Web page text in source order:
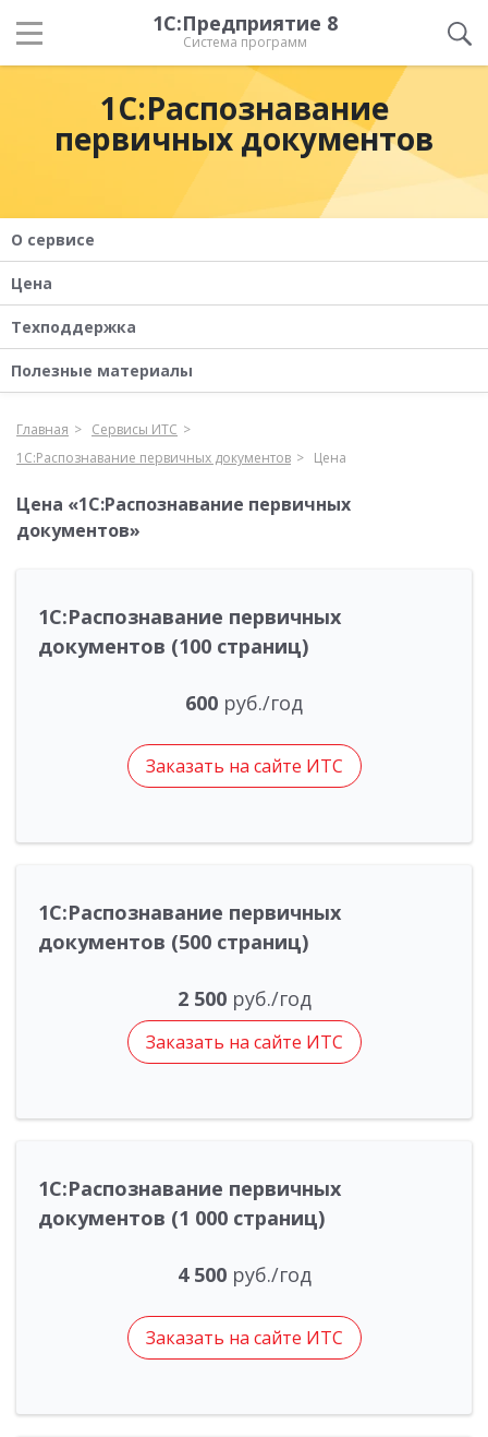
1С:Предприятие 8
Система программ
1С:Распознавание
первичных документов
О сервисе
Цена
Техподдержка
Полезные материалы
Главная
Сервисы ИТС
1С:Распознавание первичных документов
Цена
Цена «1С:Распознавание первичных
документов»
1С:Распознавание первичных
документов (100 страниц)
600 руб./год
Заказать на сайте ИТС
1С:Распознавание первичных
документов (500 страниц)
2 500 руб./год
Заказать на сайте ИТС
1С:Распознавание первичных
документов (1 000 страниц)
4 500 руб./год
Заказать на сайте ИТС